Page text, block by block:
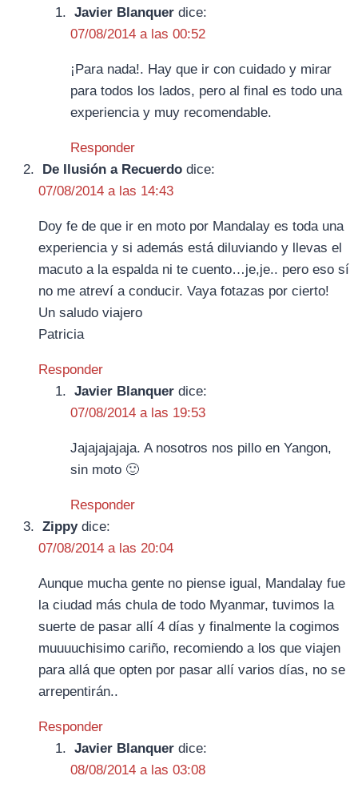
Javier Blanquer dice:
07/08/2014 a las 00:52
¡Para nada!. Hay que ir con cuidado y mirar
para todos los lados, pero al final es todo una
experiencia y muy recomendable.
Responder
De Ilusión a Recuerdo dice:
07/08/2014 a las 14:43
Doy fe de que ir en moto por Mandalay es toda una
experiencia y si además está diluviando y llevas el
macuto a la espalda ni te cuento…je,je.. pero eso sí
no me atreví a conducir. Vaya fotazas por cierto!
Un saludo viajero
Patricia
Responder
Javier Blanquer dice:
07/08/2014 a las 19:53
Jajajajajaja. A nosotros nos pillo en Yangon,
sin moto 🙂
Responder
Zippy dice:
07/08/2014 a las 20:04
Aunque mucha gente no piense igual, Mandalay fue
la ciudad más chula de todo Myanmar, tuvimos la
suerte de pasar allí 4 días y finalmente la cogimos
muuuuchisimo cariño, recomiendo a los que viajen
para allá que opten por pasar allí varios días, no se
arrepentirán..
Responder
Javier Blanquer dice:
08/08/2014 a las 03:08